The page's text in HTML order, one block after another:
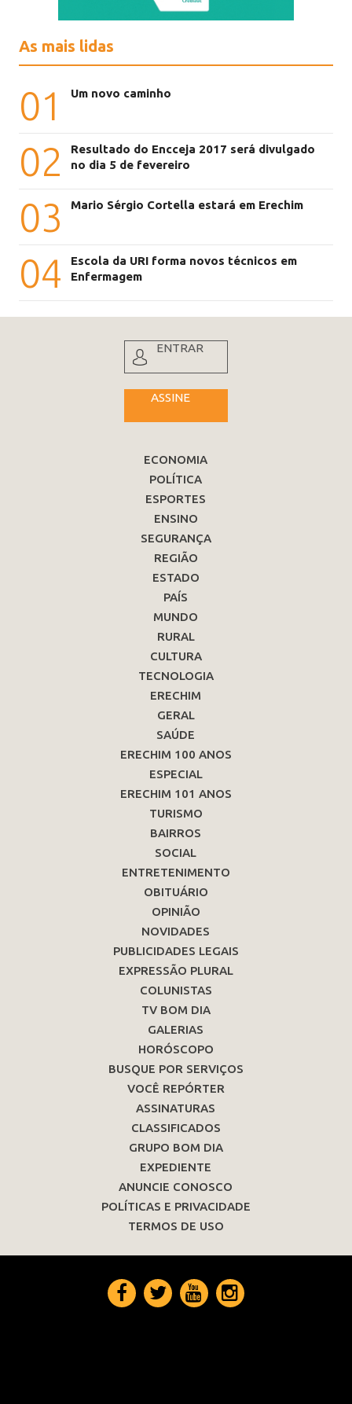
As mais lidas
01 Um novo caminho
02
Resultado do Encceja 2017 será divulgado
no dia 5 de fevereiro
03 Mario Sérgio Cortella estará em Erechim
04
Escola da URI forma novos técnicos em
Enfermagem
ENTRAR
ASSINE
ECONOMIA
POLÍTICA
ESPORTES
ENSINO
SEGURANÇA
REGIÃO
ESTADO
PAÍS
MUNDO
RURAL
CULTURA
TECNOLOGIA
ERECHIM
GERAL
SAÚDE
ERECHIM 100 ANOS
ESPECIAL
ERECHIM 101 ANOS
TURISMO
BAIRROS
SOCIAL
ENTRETENIMENTO
OBITUÁRIO
OPINIÃO
NOVIDADES
PUBLICIDADES LEGAIS
EXPRESSÃO PLURAL
COLUNISTAS
TV BOM DIA
GALERIAS
HORÓSCOPO
BUSQUE POR SERVIÇOS
VOCÊ REPÓRTER
ASSINATURAS
CLASSIFICADOS
GRUPO BOM DIA
EXPEDIENTE
ANUNCIE CONOSCO
POLÍTICAS E PRIVACIDADE
TERMOS DE USO